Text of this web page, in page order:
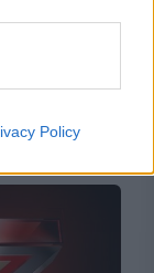
Policy
are nicio
Dan”